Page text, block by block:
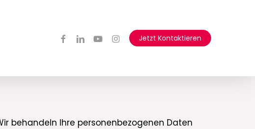
Jetzt Kontaktieren
facebooklinkedinyoutubeinstagram
behandeln Ihre personenbezogenen Daten